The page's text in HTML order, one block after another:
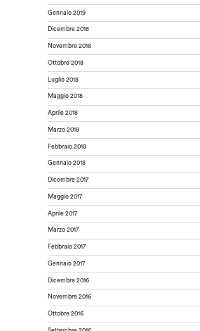
Gennaio 2019
Dicembre 2018
Novembre 2018
Ottobre 2018
Luglio 2018
Maggio 2018
Aprile 2018
Marzo 2018
Febbraio 2018
Gennaio 2018
Dicembre 2017
Maggio 2017
Aprile 2017
Marzo 2017
Febbraio 2017
Gennaio 2017
Dicembre 2016
Novembre 2016
Ottobre 2016